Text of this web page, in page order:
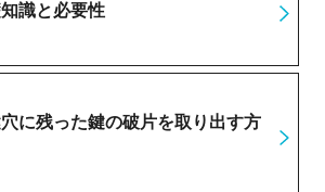
識と必要性
に残った鍵の破片を取り出す方